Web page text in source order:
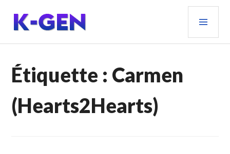
contenu
principal
K-GEN
Étiquette : Carmen
(Hearts2Hearts)